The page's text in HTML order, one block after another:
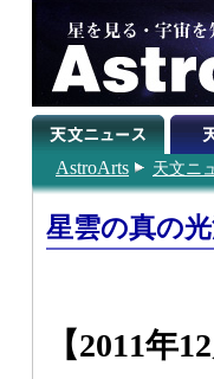
AstroArts 天文ニ
星雲の真の
【2011年